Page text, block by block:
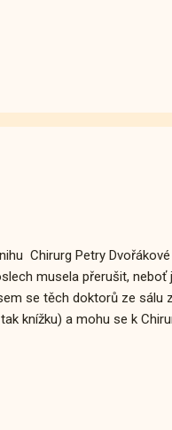
Chirurg Petry
musela přerušit,
se těch doktorů ze sálu
knížku) a mohu se k